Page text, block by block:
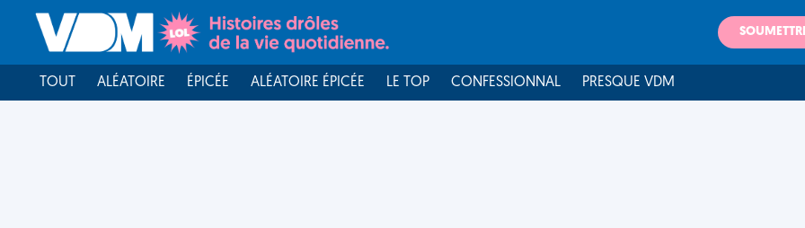
TOUT ALÉATOIRE ÉPICÉE ALÉATOIRE ÉPICÉE LE TOP CONFESSIONNAL PRESQUE VDM